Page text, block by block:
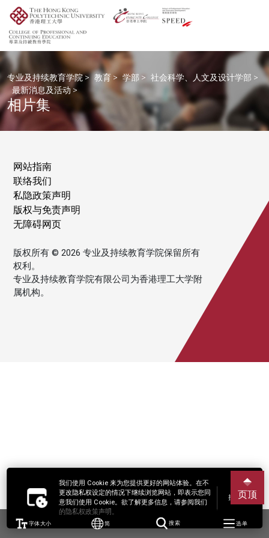
我们使用 Cookie 来为您提供更好的网站体验。在不
更改隐私权设定的情况下继续浏览网站，即表示您同
意我们使用 Cookie。欲了解更多信息，请参阅我们
的隐私权政策声明。
接受
字体大小 简 搜索 选单
专业及持续教育学院> 教育 > 学部 > 社会科学、人文及设计学部 >
最新消息及活动>
相片集
网站指南
联络我们
私隐政策声明
版权与免责声明
无障碍网页
版权所有 © 2026 专业及持续教育学院保留所有
权利。
专业及持续教育学院有限公司为香港理工大学附
属机构。
页顶